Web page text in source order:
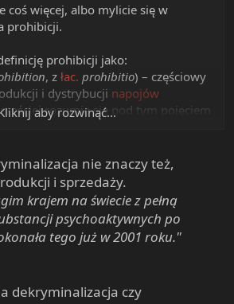
coś więcej, albo mylicie się w
prohibicji.
prohibicji jako:
, z łac. prohibitio) – częściowy
i dystrybucji napojów
rozumie się pod tym pojęciem
[1]".
wiki/Prohibicja
nie oznacza jeszcze
i dystrybucję, czyli prohibicja
zasadzie myślę, że niewiele się zmieni
ich ciągać jako świadków.
aby rozwinąć...
nie znaczy też,
i sprzedaży.
krajem na świecie z pełną
psychoaktywnych po
tego już w 2001 roku."
dekryminalizacja czy